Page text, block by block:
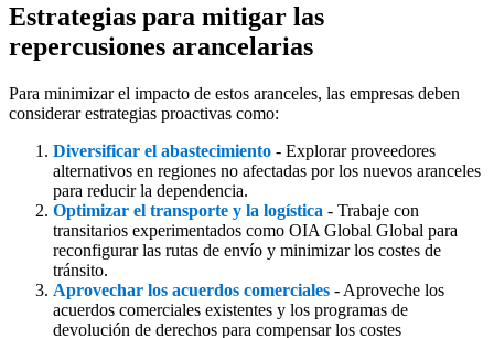
Estrategias para mitigar las
repercusiones arancelarias
Para minimizar el impacto de estos aranceles, las empresas deben
considerar estrategias proactivas como:
Diversificar el abastecimiento - Explorar proveedores
alternativos en regiones no afectadas por los nuevos aranceles
para reducir la dependencia.
Optimizar el transporte y la logística - Trabaje con
transitarios experimentados como OIA Global Global para
reconfigurar las rutas de envío y minimizar los costes de
tránsito.
Aprovechar los acuerdos comerciales - Aproveche los
acuerdos comerciales existentes y los programas de
devolución de derechos para compensar los costes